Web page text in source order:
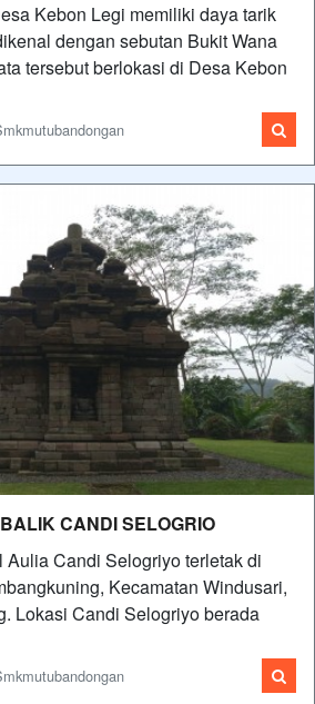
Kebon Legi memiliki daya tarik
dengan sebutan Bukit Wana
tersebut berlokasi di Desa Kebon
CANDI SELOGRIO
Candi Selogriyo terletak di
Kecamatan Windusari,
Lokasi Candi Selogriyo berada